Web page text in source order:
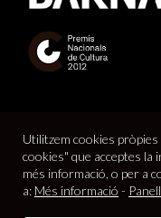
Utilitzem cookies pròpies
cookies" que acceptes la
més informació, o per a
a: Més informació -